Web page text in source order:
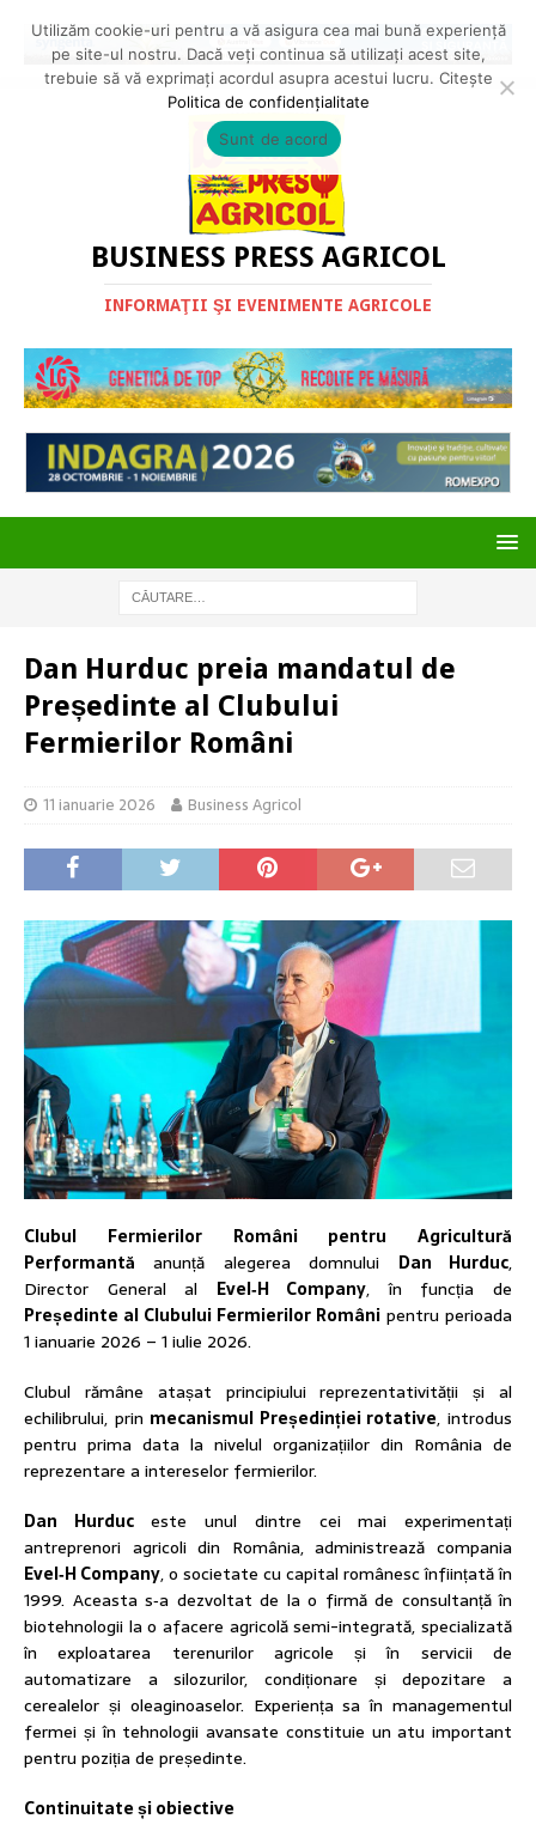
BUSINESS PRESS AGRICOL
INFORMAŢII ŞI EVENIMENTE AGRICOLE
Dan Hurduc preia mandatul de
Președinte al Clubului
Fermierilor Români
11 ianuarie 2026 Business Agricol
Clubul Fermierilor Români pentru Agricultură
Performantă anunță alegerea domnului Dan Hurduc,
Director General al Evel‑H Company, în funcția de
Președinte al Clubului Fermierilor Români pentru perioada
1 ianuarie 2026 – 1 iulie 2026.
Clubul rămâne atașat principiului reprezentativității și al
echilibrului, prin mecanismul Președinției rotative, introdus
pentru prima data la nivelul organizațiilor din România de
reprezentare a intereselor fermierilor.
Dan Hurduceste unul dintre cei mai experimentați
antreprenori agricoli din România, administrează compania
Evel‑H Company, o societate cu capital românesc înființată în
1999. Aceasta s‑a dezvoltat de la o firmă de consultanță în
biotehnologii la o afacere agricolă semi-integrată, specializată
în exploatarea terenurilor agricole și în servicii de
automatizare a silozurilor, condiționare și depozitare a
cerealelor și oleaginoaselor. Experiența sa în managementul
fermei și în tehnologii avansate constituie un atu important
pentru poziția de președinte.
Continuitate și obiective
Utilizăm cookie-uri pentru a vă asigura cea mai bună experiență
pe site-ul nostru. Dacă veți continua să utilizați acest site,
trebuie să vă exprimați acordul asupra acestui lucru. Citește
Politica de confidențialitate
Sunt de acord